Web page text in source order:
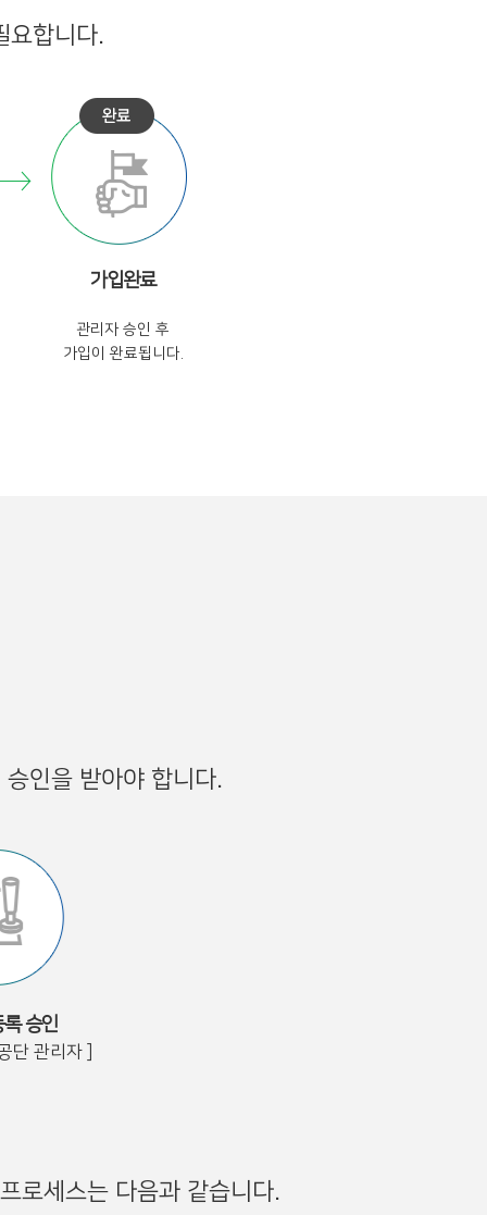
요합니다.
가입완료
관리자 승인 후
가입이 완료됩니다.
인을 받아야 합니다.
승인
단 관리자 ]
로세스는 다음과 같습니다.